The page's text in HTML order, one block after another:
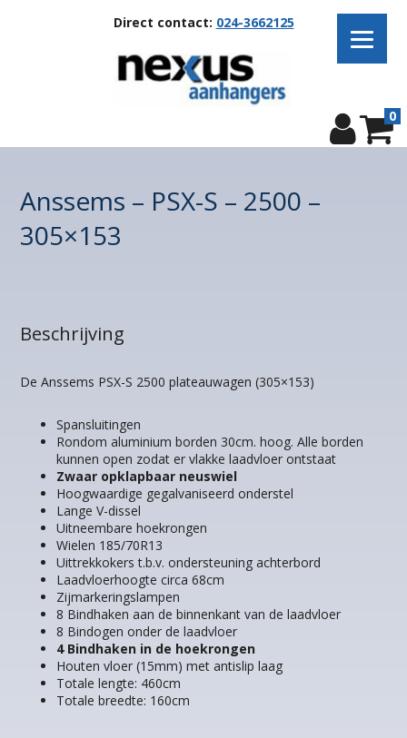
Direct contact: 024-3662125
0
Anssems – PSX-S – 2500 –
305×153
Beschrijving
De Anssems PSX-S 2500 plateauwagen (305×153)
Spansluitingen
Rondom aluminium borden 30cm. hoog. Alle borden
kunnen open zodat er vlakke laadvloer ontstaat
Zwaar opklapbaar neuswiel
Hoogwaardige gegalvaniseerd onderstel
Lange V-dissel
Uitneembare hoekrongen
Wielen 185/70R13
Uittrekkokers t.b.v. ondersteuning achterbord
Laadvloerhoogte circa 68cm
Zijmarkeringslampen
8 Bindhaken aan de binnenkant van de laadvloer
8 Bindogen onder de laadvloer
4 Bindhaken in de hoekrongen
Houten vloer (15mm) met antislip laag
Totale lengte: 460cm
Totale breedte: 160cm